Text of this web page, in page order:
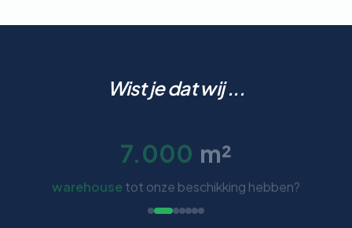
Wist je dat wij ...
7.000 m²
warehouse tot onze beschikking hebben?